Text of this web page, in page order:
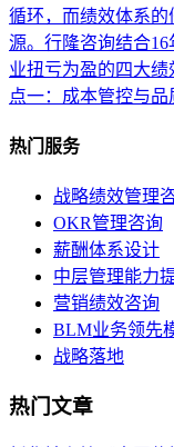
循环，而绩效体系
源。行隆咨询结合
业扭亏为盈的四大
点一：成本管控与
热门服务
战略绩效管理
OKR管理咨询
薪酬体系设计
中层管理能力
营销绩效咨询
BLM业务领先
战略落地
热门文章